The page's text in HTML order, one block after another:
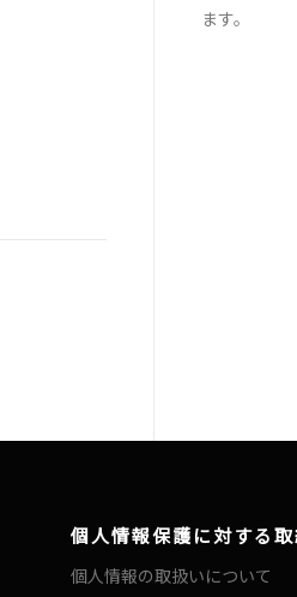
ます。
個人情報保護に対する
個人情報の取扱いについて